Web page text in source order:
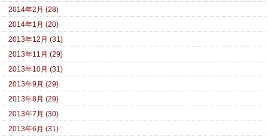
2014年2月 (28)
2014年1月 (20)
2013年12月 (31)
2013年11月 (29)
2013年10月 (31)
2013年9月 (29)
2013年8月 (29)
2013年7月 (30)
2013年6月 (31)